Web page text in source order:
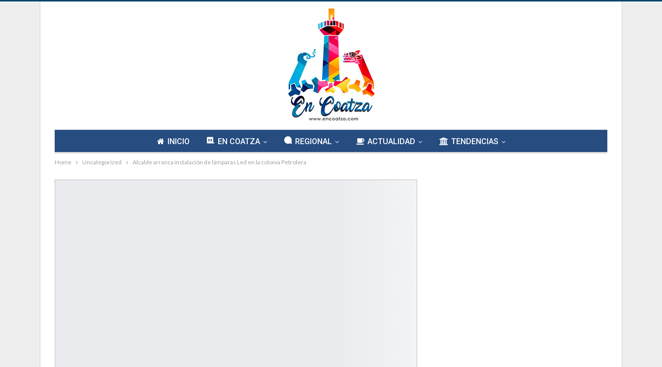
INICIO EN COATZA REGIONAL ACTUALIDAD TENDENCIAS
Home Uncategorized Alcalde arranca instalación de lámparas Led en la colonia Petrolera